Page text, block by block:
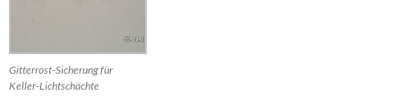
Gitterrost-Sicherung für
Keller-Lichtschächte